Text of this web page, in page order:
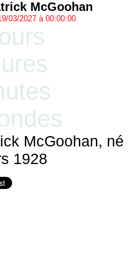
McGoohan
03/2027 à 00:00:00
McGoohan, né
1928